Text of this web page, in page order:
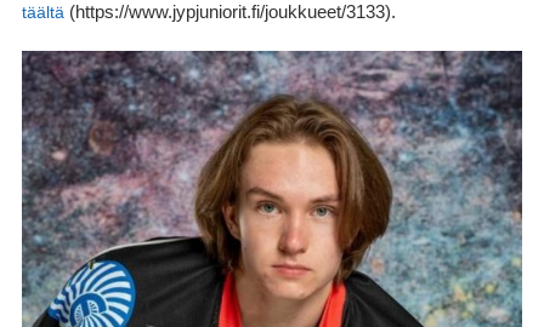
täältä(https://www.jypjuniorit.fi/joukkueet/3133).